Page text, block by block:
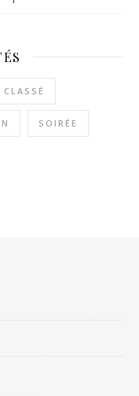
SOIRÉE